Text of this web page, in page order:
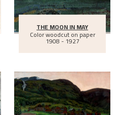
THE MOON IN MAY
Color woodcut on paper
1908 - 1927